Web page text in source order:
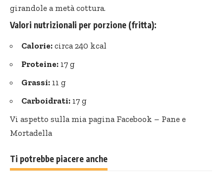
girandole a metà cottura.
Valori nutrizionali per porzione (fritta):
Calorie: circa 240 kcal
Proteine: 17 g
Grassi: 11 g
Carboidrati: 17 g
Vi aspetto sulla mia pagina Facebook – Pane e
Mortadella
Ti potrebbe piacere anche